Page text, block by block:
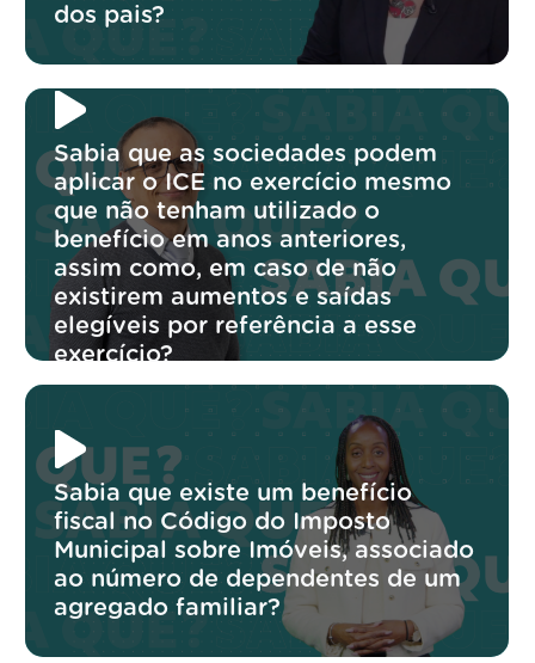
dos pais?
Sabia que as sociedades podem
aplicar o ICE no exercício mesmo
que não tenham utilizado o
benefício em anos anteriores,
assim como, em caso de não
existirem aumentos e saídas
elegíveis por referência a esse
exercício?
Sabia que existe um benefício
fiscal no Código do Imposto
Municipal sobre Imóveis, associado
ao número de dependentes de um
agregado familiar?